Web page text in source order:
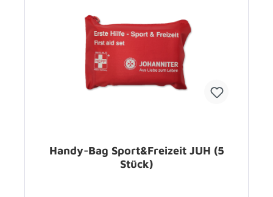
Handy-Bag Sport&Freizeit JUH (5
Stück)